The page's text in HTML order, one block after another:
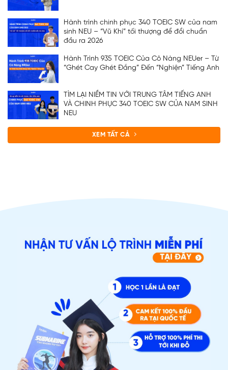
Hành trình chinh phục 340 TOEIC SW của nam
sinh NEU – “Vũ Khí” tối thượng để đổi chuẩn
đầu ra 2026
Hành Trình 935 TOEIC Của Cô Nàng NEUer – Từ
“Ghét Cay Ghét Đắng” Đến “Nghiện” Tiếng Anh
TÌM LẠI NIỀM TIN VỚI TRUNG TÂM TIẾNG ANH
VÀ CHINH PHỤC 340 TOEIC SW CỦA NAM SINH
NEU
XEM TẤT CẢ